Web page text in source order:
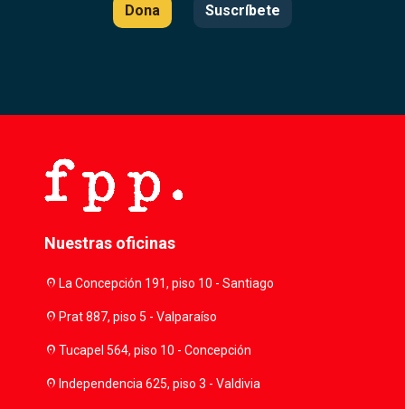
Dona Suscríbete
Nuestras oficinas
location_onLa Concepción 191, piso 10 - Santiago
location_onPrat 887, piso 5 - Valparaíso
location_onTucapel 564, piso 10 - Concepción
location_onIndependencia 625, piso 3 - Valdivia